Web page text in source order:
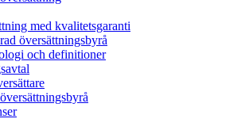
med kvalitetsgaranti
översättningsbyrå
och definitioner